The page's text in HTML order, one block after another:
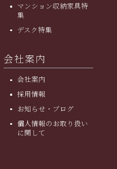
マンション収納家具特
集
デスク特集
会社案内
会社案内
採用情報
お知らせ・ブログ
個人情報のお取り扱い
に関して